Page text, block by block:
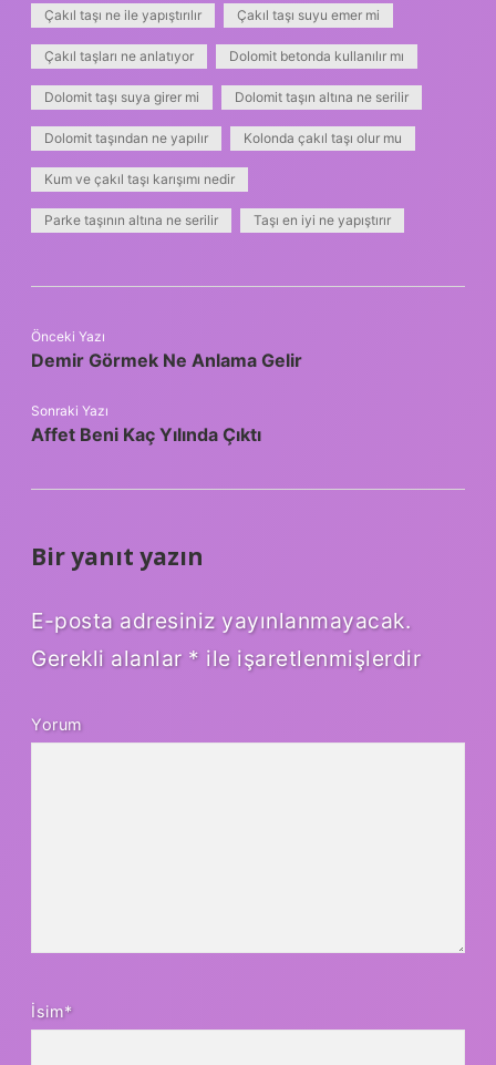
Çakıl taşı ne ile yapıştırılır Çakıl taşı suyu emer mi
Çakıl taşları ne anlatıyor Dolomit betonda kullanılır mı
Dolomit taşı suya girer mi Dolomit taşın altına ne serilir
Dolomit taşından ne yapılır Kolonda çakıl taşı olur mu
Kum ve çakıl taşı karışımı nedir
Parke taşının altına ne serilir Taşı en iyi ne yapıştırır
Önceki Yazı
Demir Görmek Ne Anlama Gelir
Sonraki Yazı
Affet Beni Kaç Yılında Çıktı
Bir yanıt yazın
E-posta adresiniz yayınlanmayacak.
Gerekli alanlar * ile işaretlenmişlerdir
Yorum
İsim*